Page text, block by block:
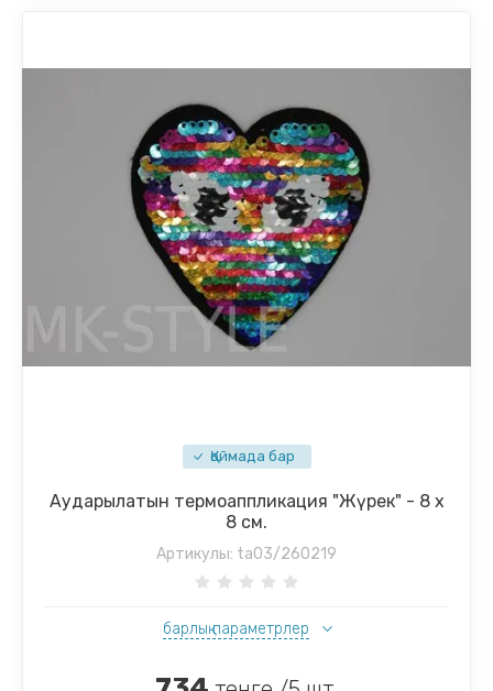
Қоймада бар
Аударылатын термоаппликация "Жүрек" - 8 х
8 см.
Артикулы: ta03/260219
барлық параметрлер